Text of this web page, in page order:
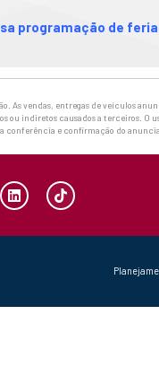
programação de
vendas, entregas de veículos
indiretos causados a terceiros. O
conferência e confirmação do